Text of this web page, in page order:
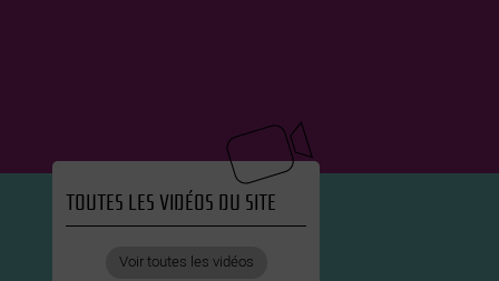
TOUTES LES VIDÉOS DU SITE
Voir toutes les vidéos